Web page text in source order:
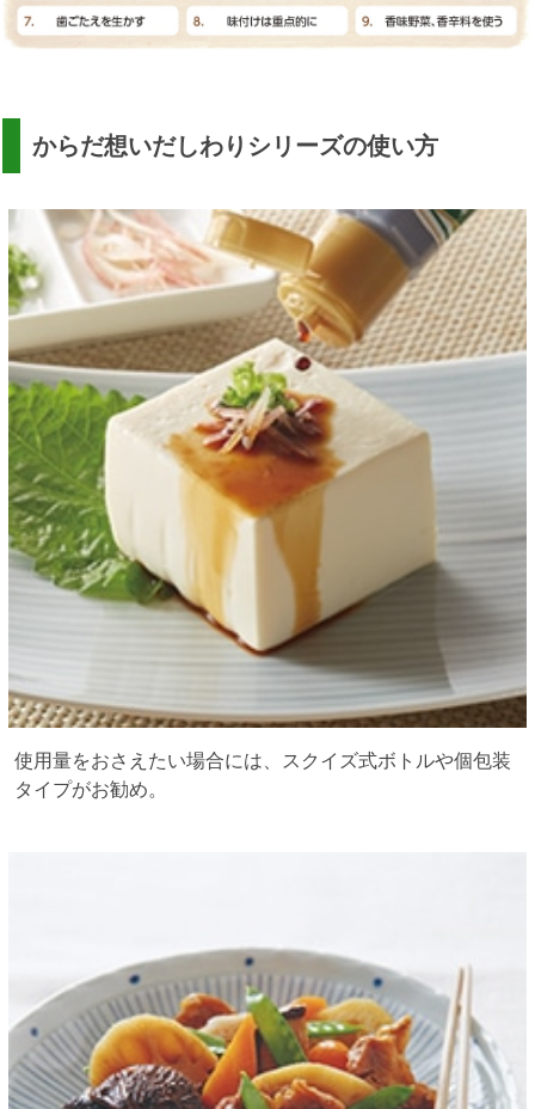
からだ想いだしわりシリーズの使い方
使用量をおさえたい場合には、スクイズ式ボトルや個包装
タイプがお勧め。